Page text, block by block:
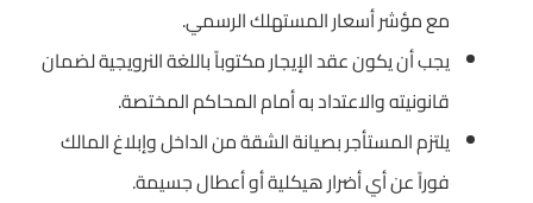
مع مؤشر أسعار المستهلك الرسمي.
يجب أن يكون عقد الإيجار مكتوباً باللغة النرويجية لضمان
قانونيته والاعتداد به أمام المحاكم المختصة.
يلتزم المستأجر بصيانة الشقة من الداخل وإبلاغ المالك
فوراً عن أي أضرار هيكلية أو أعطال جسيمة.